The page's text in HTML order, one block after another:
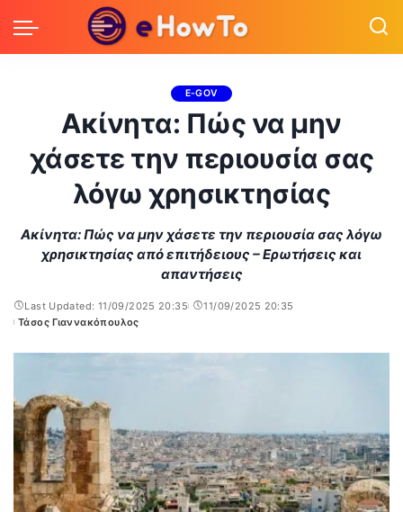
E-GOV
Ακίνητα: Πώς να μην
χάσετε την περιουσία σας
λόγω χρησικτησίας
Ακίνητα: Πώς να μην χάσετε την περιουσία σας λόγω
χρησικτησίας από επιτήδειους – Ερωτήσεις και
απαντήσεις
Last Updated: 11/09/2025 20:35
11/09/2025 20:35
Posted
Τάσος Γιαννακόπουλος